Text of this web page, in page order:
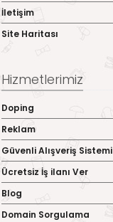
İletişim
Site Haritası
Hizmetlerimiz
Doping
Reklam
Güvenli Alışveriş Sistemi
Ücretsiz İş ilanı Ver
Blog
Domain Sorgulama